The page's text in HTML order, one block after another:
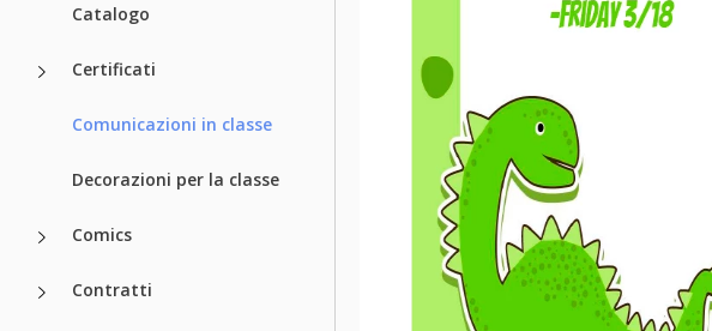
Catalogo
Certificati
Comunicazioni in classe
Decorazioni per la classe
Comics
Contratti